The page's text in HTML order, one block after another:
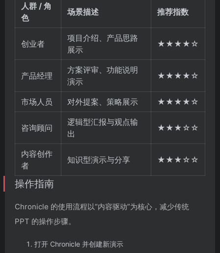
人群 / 角
色
场景描述 推荐指数
创业者
项目介绍、产品思路
展示
★★★★☆
产品经理
方案评审、功能说明
演示
★★★★☆
市场人员 对外提案、策略展示 ★★★★☆
咨询顾问
逻辑型汇报与观点输
出
★★★☆☆
内容创作
者
知识型演示与分享 ★★★☆☆
操作指南
Chronicle 的使用流程以“内容驱动”为核心，减少传统
PPT 的操作步骤。
打开 Chronicle 并创建新演示